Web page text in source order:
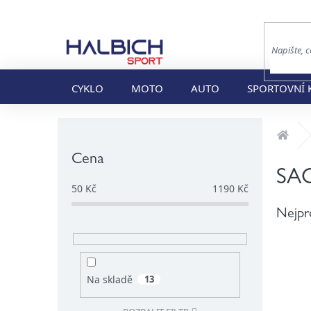
CYKLO MOTO AUTO SPORTOVNÍ
Cena
50 Kč 1190 Kč
Na skladě 13
Domů